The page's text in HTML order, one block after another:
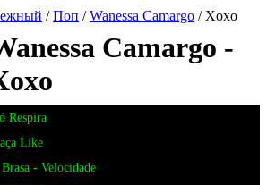
/Поп /Wanessa Camargo / Xoxo
Camargo -
Respira
Like
- Velocidade